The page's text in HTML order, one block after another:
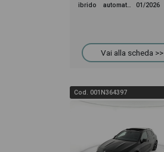
ibrido automatico 01/2026
Vai alla scheda >>
Cod. 001N364397